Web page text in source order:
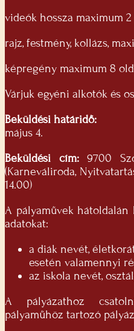
videók hossza maximum
rajz, festmény, kollázs,
képregény maximum 8
Várjuk egyéni alkotók és
Beküldési határidő:
május 4.
Beküldési cím: 9700
(Karneváliroda,
14.00)
A pályaművek
adatokat:
a diák nevét,
esetén valamennyi
az iskola nevét,
A pályázathoz
pályaműhöz tartozó